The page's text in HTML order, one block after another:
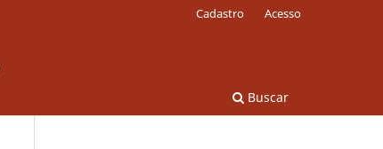
Buscar
Cadastro Acesso